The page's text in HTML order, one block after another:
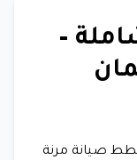
–
خطط صيانة مرنة